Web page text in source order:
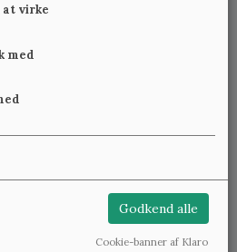
nye varer.
lennart@studinski.dk
Træværket,Blæst glas,
Vedligeholdelse
at virke
med
Godkend alle
Cookie-banner af Klaro